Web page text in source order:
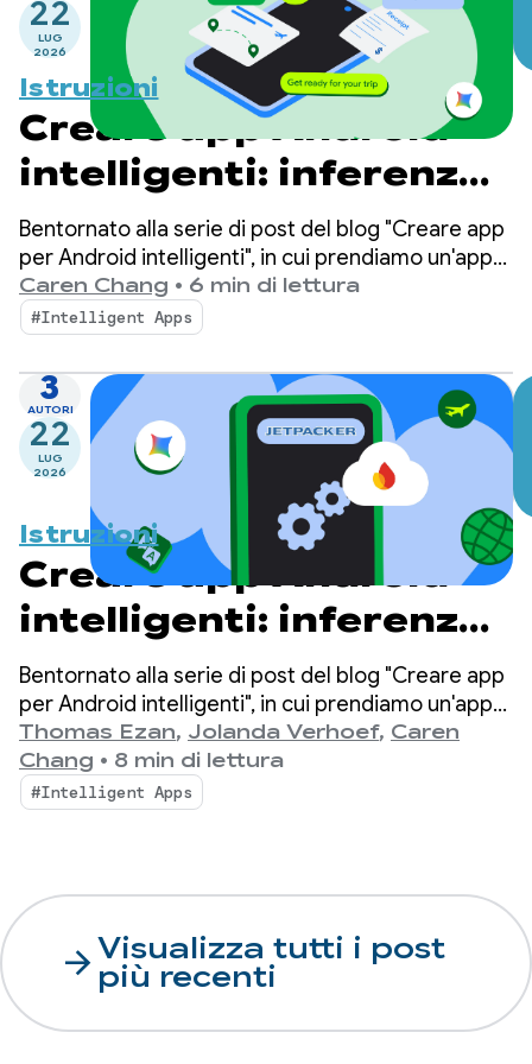
22
LUG
2026
Istruzioni
Creare app Android
intelligenti: inferenza
on-device
Bentornato alla serie di post del blog "Creare app
per Android intelligenti", in cui prendiamo un'app
Android di base e la trasformiamo in
un'esperienza personalizzata, intelligente e
agentica. Nel post precedente abbiamo
presentato Jetpacker, l'app demo che
utilizzeremo in questa serie.
Caren Chang • 6 min di lettura
#Intelligent Apps
3
AUTORI
22
LUG
2026
Istruzioni
Creare app Android
intelligenti: inferenza
cloud e ibrida
Bentornato alla serie di post del blog "Creare app
per Android intelligenti", in cui prendiamo un'app
Android di base e la trasformiamo in
un'esperienza personalizzata, intelligente e
agentica.
Thomas Ezan, Jolanda Verhoef, Caren
Chang • 8 min di lettura
#Intelligent Apps
arrow_forwardVisualizza tutti i post
più recenti